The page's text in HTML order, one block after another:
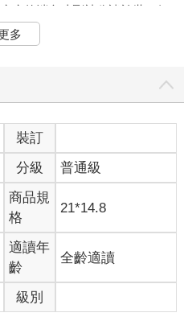
病的消息才剛被公諸於世，但
Covid-19）疫情成了決定二○二
身亡，更多倖存者因長期的器官
球經濟也經歷了前所未見的激
突與金融失衡之成因以及相關
急。不過，儘管我們肯定沒有
的種種事件卻使本書所討論的
疫病使我們在書中強調的現有
，使債務急遽增加，並導致世
。
不喜歡，我們都和世界上的每
以及高傳染性呼吸道病毒的發
家被迫以史無前例的嚴謹規格
家關閉對外的門戶，卻還是不
防止疫情的反覆爆發演變成美
多
裝訂
分級 普通級
商品規
格
21*14.8
適讀年
齡
全齡適讀
級別